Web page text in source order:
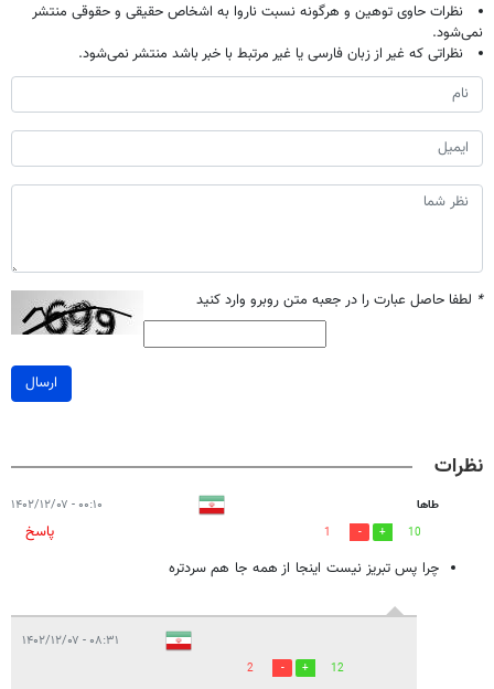
نظرات حاوی توهین و هرگونه نسبت ناروا به اشخاص حقیقی و حقوقی منتشر
نمی‌شود.
نظراتی که غیر از زبان فارسی یا غیر مرتبط با خبر باشد منتشر نمی‌شود.
* لطفا حاصل عبارت را در جعبه متن روبرو وارد کنید
ارسال
نظرات
طاها ۰۰:۱۰ - ۱۴۰۲/۱۲/۰۷
10
1
پاسخ
چرا پس تبریز نیست اینجا از همه جا هم سردتره
۰۸:۳۱ - ۱۴۰۲/۱۲/۰۷
12
2